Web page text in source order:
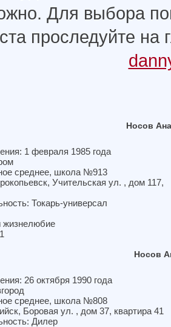
Для выбора
проследуйте на
Носов
1 февраля 1985 года
среднее, школа №913
Учительская ул. , дом 117,
Токарь-универсал
жизнелюбие
Носов
26 октября 1990 года
среднее, школа №808
Боровая ул. , дом 37, квартира 41
Дилер